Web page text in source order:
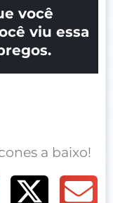
você
viu essa
a baixo!